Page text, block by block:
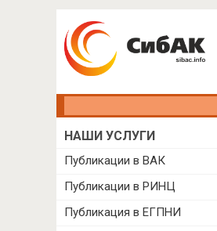
НАШИ УСЛУГИ
Публикации в ВАК
Публикации в РИНЦ
Публикация в ЕГПНИ